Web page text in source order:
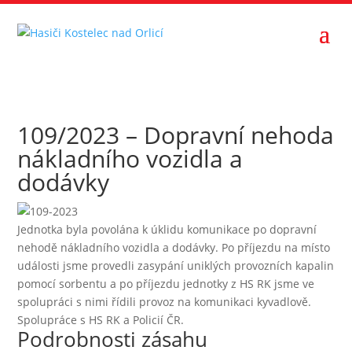
109/2023 – Dopravní nehoda
nákladního vozidla a
dodávky
Jednotka byla povolána k úklidu komunikace po dopravní
nehodě nákladního vozidla a dodávky. Po příjezdu na místo
události jsme provedli zasypání uniklých provozních kapalin
pomocí sorbentu a po příjezdu jednotky z HS RK jsme ve
spolupráci s nimi řídili provoz na komunikaci kyvadlově.
Spolupráce s HS RK a Policií ČR.
Podrobnosti zásahu